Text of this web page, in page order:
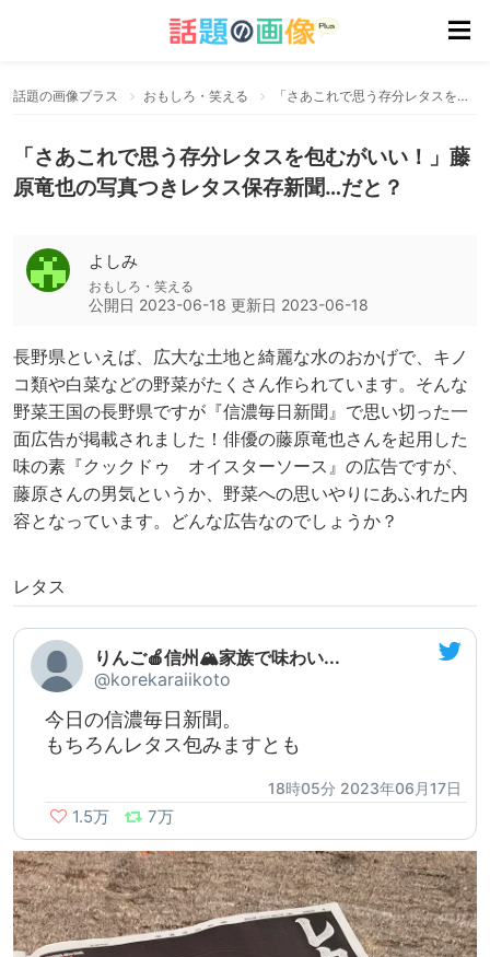
話題の画像プラス おもしろ・笑える 「さあこれで思う存分レタスを包むがいい！」藤原竜也の写真つきレタス保存新聞…だと？
「さあこれで思う存分レタスを包むがいい！」藤
原竜也の写真つきレタス保存新聞…だと？
よしみ
おもしろ・笑える
公開日 2023-06-18 更新日 2023-06-18
長野県といえば、広大な土地と綺麗な水のおかげで、キノ
コ類や白菜などの野菜がたくさん作られています。そんな
野菜王国の長野県ですが『信濃毎日新聞』で思い切った一
面広告が掲載されました！俳優の藤原竜也さんを起用した
味の素『クックドゥ オイスターソース』の広告ですが、
藤原さんの男気というか、野菜への思いやりにあふれた内
容となっています。どんな広告なのでしょうか？
レタス
りんご🍎信州🏔家族で味わい...
@korekaraiikoto
今日の信濃毎日新聞。
もちろんレタス包みますとも
18時05分 2023年06月17日
1.5万 7万